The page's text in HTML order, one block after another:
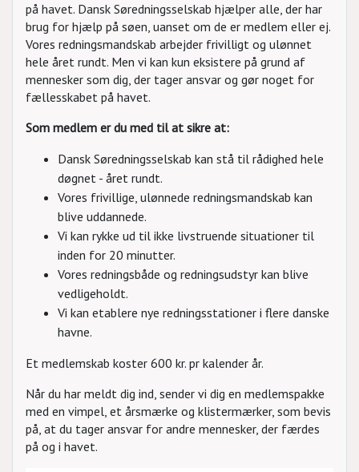
på havet. Dansk Søredningsselskab hjælper alle, der har
brug for hjælp på søen, uanset om de er medlem eller ej.
Vores redningsmandskab arbejder frivilligt og ulønnet
hele året rundt. Men vi kan kun eksistere på grund af
mennesker som dig, der tager ansvar og gør noget for
fællesskabet på havet.
Som medlem er du med til at sikre at:
Dansk Søredningsselskab kan stå til rådighed hele
døgnet - året rundt.
Vores frivillige, ulønnede redningsmandskab kan
blive uddannede.
Vi kan rykke ud til ikke livstruende situationer til
inden for 20 minutter.
Vores redningsbåde og redningsudstyr kan blive
vedligeholdt.
Vi kan etablere nye redningsstationer i flere danske
havne.
Et medlemskab koster 600 kr. pr kalender år.
Når du har meldt dig ind, sender vi dig en medlemspakke
med en vimpel, et årsmærke og klistermærker, som bevis
på, at du tager ansvar for andre mennesker, der færdes
på og i havet.